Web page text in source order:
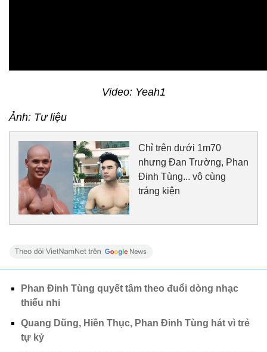
Video: Yeah1
Ảnh: Tư liệu
Chỉ trên dưới 1m70
nhưng Đan Trường, Phan
Đinh Tùng... vô cùng
tráng kiện
Phan Đinh Tùng quyết tâm theo đuổi dòng nhạc
thiếu nhi
Quang Dũng, Hiền Thục, Phan Đinh Tùng hát vì trẻ
tự kỷ